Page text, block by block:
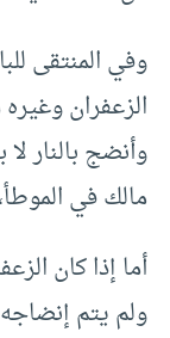
وفي المنتقى
الزعفران
وأنضج بالنار
مالك في
أما إذا كان
ولم يتم إنضاجه